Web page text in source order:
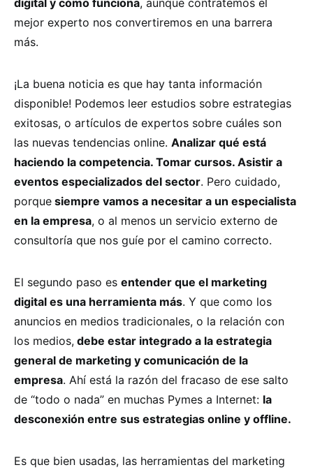
mejor experto nos convertiremos en una barrera
más.
¡La buena noticia es que hay tanta información
disponible! Podemos leer estudios sobre estrategias
exitosas, o artículos de expertos sobre cuáles son
las nuevas tendencias online. Analizar qué está
haciendo la competencia. Tomar cursos. Asistir a
eventos especializados del sector. Pero cuidado,
porque siempre vamos a necesitar a un especialista
en la empresa, o al menos un servicio externo de
consultoría que nos guíe por el camino correcto.
El segundo paso es entender que el marketing
digital es una herramienta más. Y que como los
anuncios en medios tradicionales, o la relación con
los medios, debe estar integrado a la estrategia
general de marketing y comunicación de la
empresa. Ahí está la razón del fracaso de ese salto
de “todo o nada” en muchas Pymes a Internet: la
desconexión entre sus estrategias online y offline.
Es que bien usadas, las herramientas del marketing